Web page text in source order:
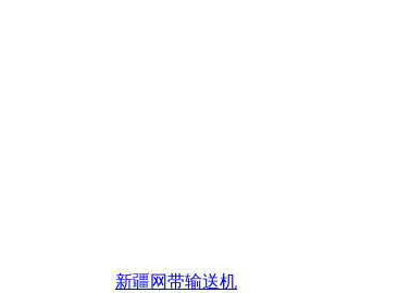
新疆网带输送机